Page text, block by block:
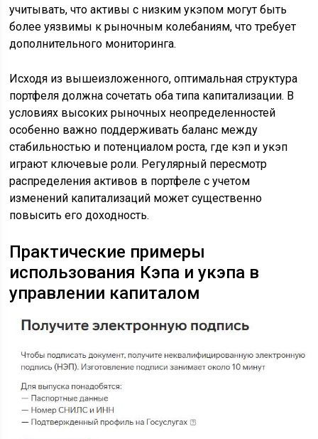
учитывать, что активы с низким укэпом могут быть
более уязвимы к рыночным колебаниям, что требует
дополнительного мониторинга.
Исходя из вышеизложенного, оптимальная структура
портфеля должна сочетать оба типа капитализации. В
условиях высоких рыночных неопределенностей
особенно важно поддерживать баланс между
стабильностью и потенциалом роста, где кэп и укэп
играют ключевые роли. Регулярный пересмотр
распределения активов в портфеле с учетом
изменений капитализаций может существенно
повысить его доходность.
Практические примеры
использования Кэпа и укэпа в
управлении капиталом